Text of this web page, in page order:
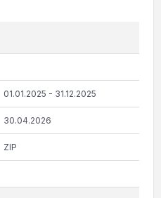
01.01.2025 - 31.12.2025
30.04.2026
ZIP